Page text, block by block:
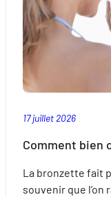
17 juillet 2026
Comment bien
La bronzette fait
souvenir que l’on